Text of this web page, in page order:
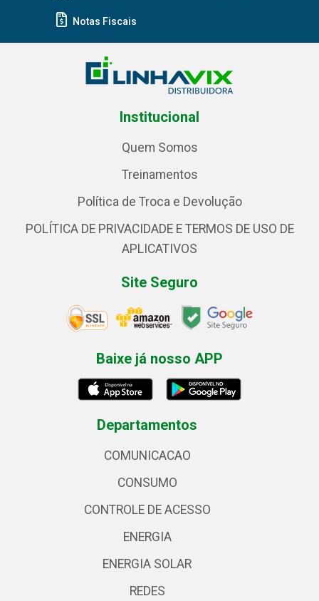
Notas Fiscais
Institucional
Quem Somos
Treinamentos
Política de Troca e Devolução
POLÍTICA DE PRIVACIDADE E TERMOS DE USO DE
APLICATIVOS
Site Seguro
Baixe já nosso APP
Departamentos
COMUNICACAO
CONSUMO
CONTROLE DE ACESSO
ENERGIA
ENERGIA SOLAR
REDES